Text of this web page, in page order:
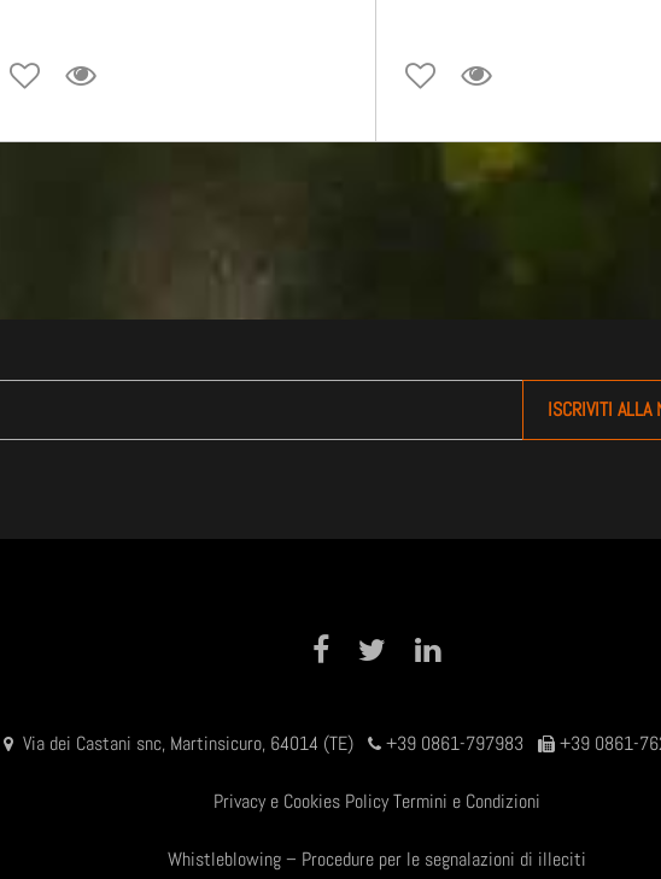
Share on Facebook
Tweet
Via dei Castani snc, Martinsicuro, 64014 (TE) +39 0861-797983 +39 0861-
Privacy e Cookies Policy Termini e Condizioni
Whistleblowing – Procedure per le segnalazioni di illeciti